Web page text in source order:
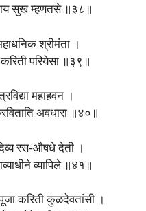
सुख म्हणतसे ॥३८॥
श्रीमंता ।
परियेसा ॥३९॥
महाहवन ।
अवधारा ॥४०॥
रस-औषधे देती ।
व्यापिले ॥४१॥
करिती कुळदेवतांसी ।